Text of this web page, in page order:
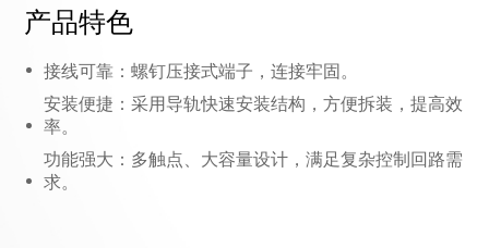
产品特色
接线可靠：螺钉压接式端子，连接牢固。
安装便捷：采用导轨快速安装结构，方便拆装，提高效
率。
功能强大：多触点、大容量设计，满足复杂控制回路需
求。